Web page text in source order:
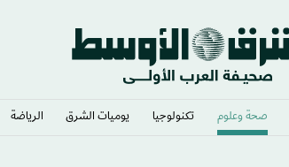
صحة وعلوم تكنولوجيا يوميات الشرق​ الرياضة